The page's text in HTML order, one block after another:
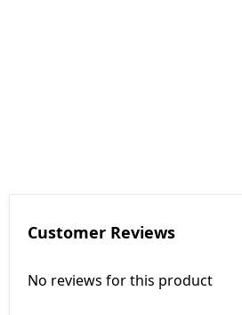
Customer Reviews
No reviews for this product